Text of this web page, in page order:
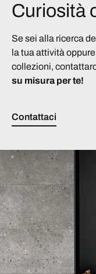
Curiosità
Se sei alla ricerca
la tua attività
collezioni,
su misura per te!
Contattaci